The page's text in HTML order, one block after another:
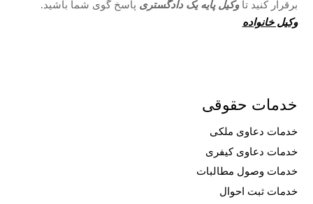
برقرار کنید تاوکیل پایه یک دادگستری پاسخ گوی شما باشید.
وکیل خانواده
خدمات حقوقی
خدمات دعاوی ملکی
خدمات دعاوی کیفری
خدمات وصول مطالبات
خدمات ثبت احوال